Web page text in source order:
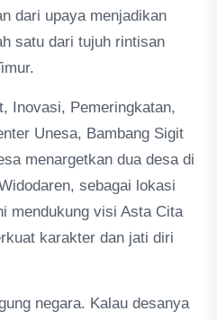
dari upaya menjadikan
satu dari tujuh rintisan
Inovasi, Pemeringkatan,
Unesa, Bambang Sigit
menargetkan dua desa di
sebagai lokasi
mendukung visi Asta Cita
karakter dan jati diri
negara. Kalau desanya